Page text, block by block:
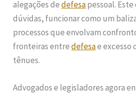
alegações dedefesapessoal.
dúvidas, funcionar como um
processos que envolvam
fronteiras entredefesae excesso
tênues.
Advogados e legisladores agora